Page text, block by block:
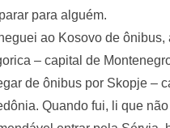
para alguém.
ao Kosovo de ônibus,
– capital de
de ônibus por Skopje –
Quando fui, li que não